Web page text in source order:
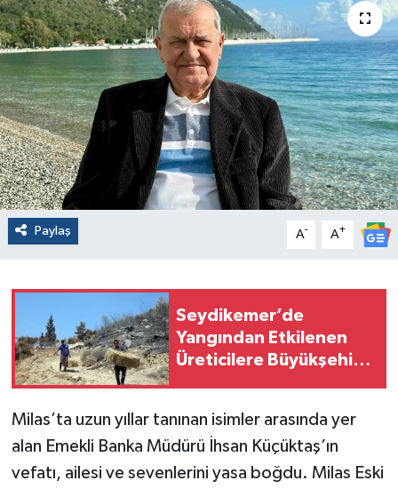
Paylaş A- A+
Seydikemer’de
Yangından Etkilenen
Üreticilere Büyükşehir
Milas’ta uzun yıllar tanınan isimler arasında yer
alan Emekli Banka Müdürü İhsan Küçüktaş’ın
vefatı, ailesi ve sevenlerini yasa boğdu. Milas Eski